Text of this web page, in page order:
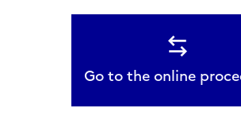
Go to the online